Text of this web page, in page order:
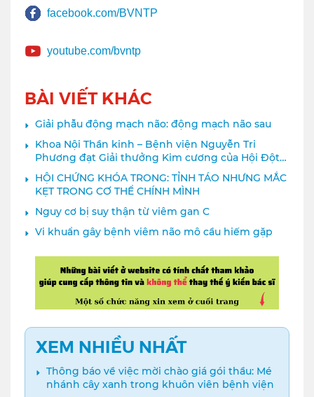
facebook.com/BVNTP
youtube.com/bvntp
BÀI VIẾT KHÁC
Giải phẫu động mạch não: động mạch não sau
Khoa Nội Thần kinh – Bệnh viện Nguyễn Tri
Phương đạt Giải thưởng Kim cương của Hội Đột
quỵ Thế giới
HỘI CHỨNG KHÓA TRONG: TỈNH TÁO NHƯNG MẮC
KẸT TRONG CƠ THỂ CHÍNH MÌNH
Nguy cơ bị suy thận từ viêm gan C
Vi khuẩn gây bệnh viêm não mô cầu hiếm gặp
XEM NHIỀU NHẤT
Thông báo về việc mời chào giá gói thầu: Mé
nhánh cây xanh trong khuôn viên bệnh viện